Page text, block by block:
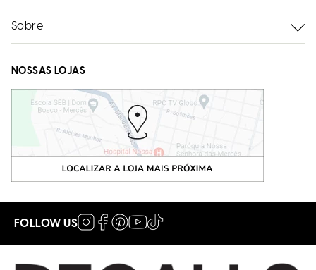
Sobre
NOSSAS LOJAS
FOLLOW US